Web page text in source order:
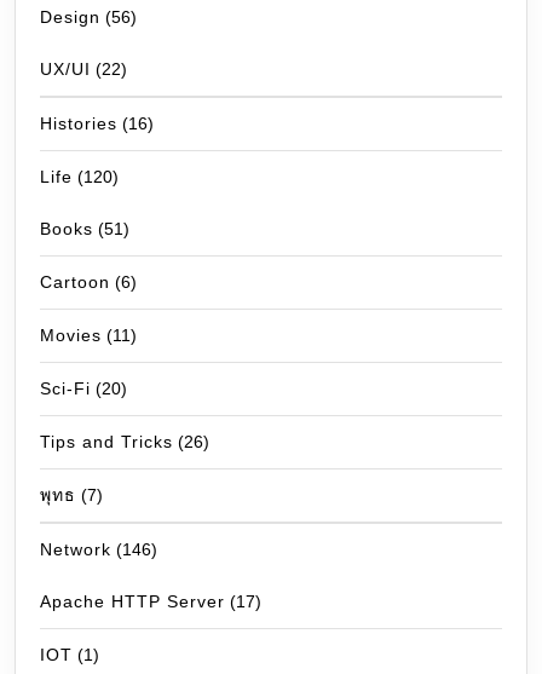
Design (56)
UX/UI (22)
Histories (16)
Life (120)
Books (51)
Cartoon (6)
Movies (11)
Sci-Fi (20)
Tips and Tricks (26)
พุทธ (7)
Network (146)
Apache HTTP Server (17)
IOT (1)